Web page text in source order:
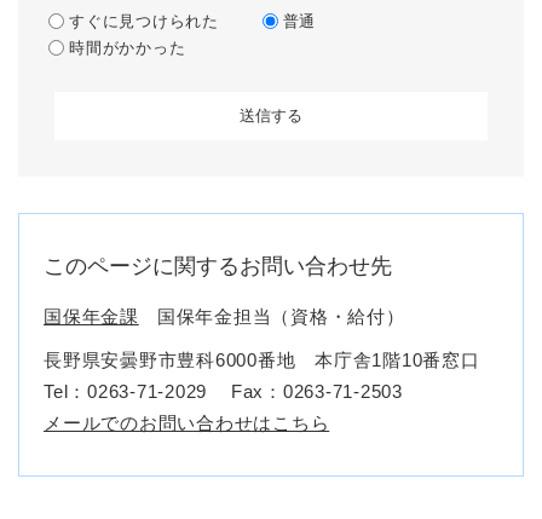
すぐに見つけられた
普通
時間がかかった
このページに関するお問い合わせ先
国保年金課 国保年金担当（資格・給付）
長野県安曇野市豊科6000番地 本庁舎1階10番窓口
Tel：0263-71-2029
Fax：0263-71-2503
メールでのお問い合わせはこちら